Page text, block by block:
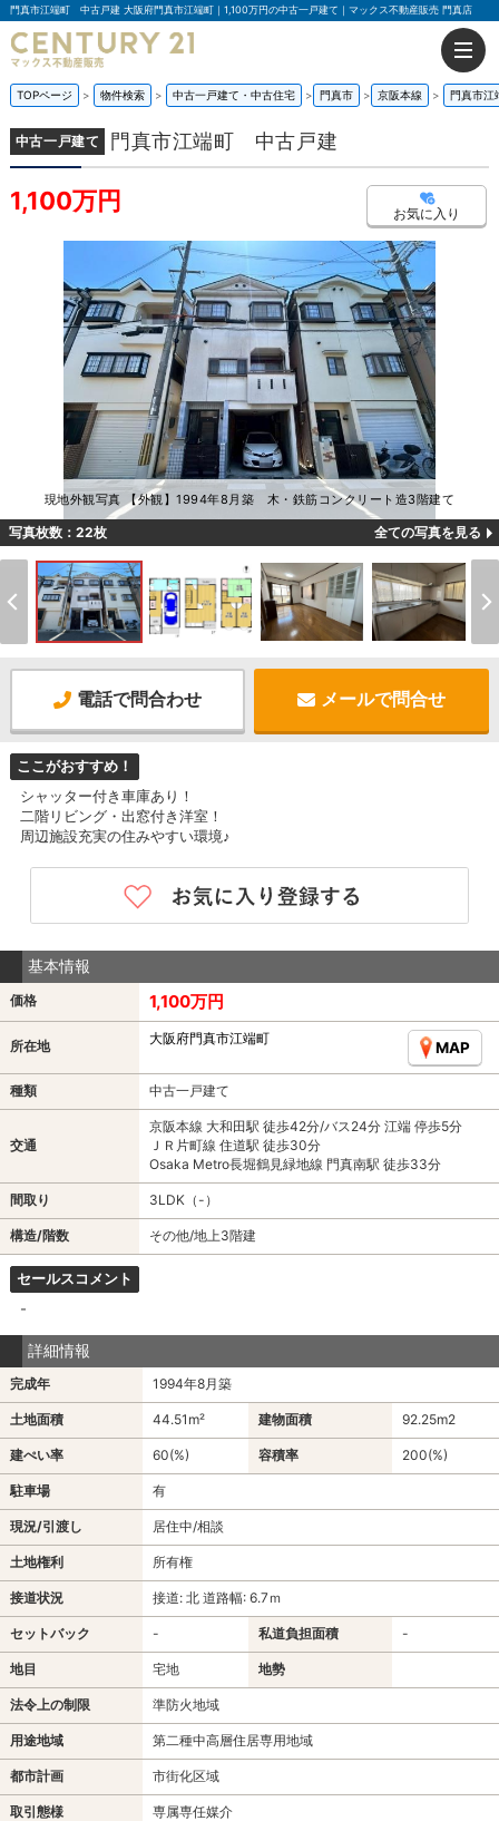
門真市江端町 中古戸建 大阪府門真市江端町｜1,100万円の中古一戸建て｜マックス不動産販売 門真店
TOPページ 物件検索 中古一戸建て・中古住宅 門真市 京阪本線 門真市
中古一戸建て 門真市江端町 中古戸建
1,100万円 お気に入り
現地外観写真 【外観】1994年8月築 木・鉄筋コンクリート造3階建て
写真枚数：22枚 全ての写真を見る
電話で問合わせ メールで問合せ
ここがおすすめ！
シャッター付き車庫あり！
二階リビング・出窓付き洋室！
周辺施設充実の住みやすい環境♪
基本情報
価格 1,100万円
所在地 大阪府門真市江端町
MAP
種類 中古一戸建て
交通
京阪本線 大和田駅 徒歩42分/バス24分 江端 停歩5分
ＪＲ片町線 住道駅 徒歩30分
Osaka Metro長堀鶴見緑地線 門真南駅 徒歩33分
間取り 3LDK（-）
構造/階数 その他/地上3階建
セールスコメント
-
詳細情報
完成年 1994年8月築
土地面積 44.51m² 建物面積 92.25m2
建ぺい率 60(%) 容積率 200(%)
駐車場 有
現況/引渡し 居住中/相談
土地権利 所有権
接道状況 接道: 北 道路幅: 6.7ｍ
セットバック - 私道負担面積 -
地目 宅地 地勢
法令上の制限 準防火地域
用途地域 第二種中高層住居専用地域
都市計画 市街化区域
取引態様 専属専任媒介